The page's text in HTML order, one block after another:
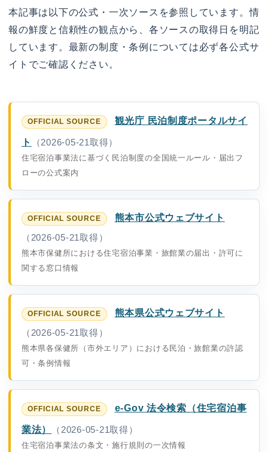
本記事は以下の公式・一次ソースを参照しています。情
報の鮮度と信頼性の観点から、各ソースの取得日を明記
しています。最新の制度・条例については必ず各公式サ
イトでご確認ください。
観光庁 民泊制度ポータルサイ
ト
（2026-05-21取得）
住宅宿泊事業法に基づく民泊制度の全国統一ルール・届出フ
ローの公式案内
熊本市公式ウェブサイト
（2026-05-21取得）
熊本市保健所における住宅宿泊事業・旅館業の届出・許可に
関する窓口情報
熊本県公式ウェブサイト
（2026-05-21取得）
熊本県各保健所（市外エリア）における民泊・旅館業の許認
可・条例情報
e-Gov 法令検索（住宅宿泊事
業法）
（2026-05-21取得）
住宅宿泊事業法の条文・施行規則の一次情報